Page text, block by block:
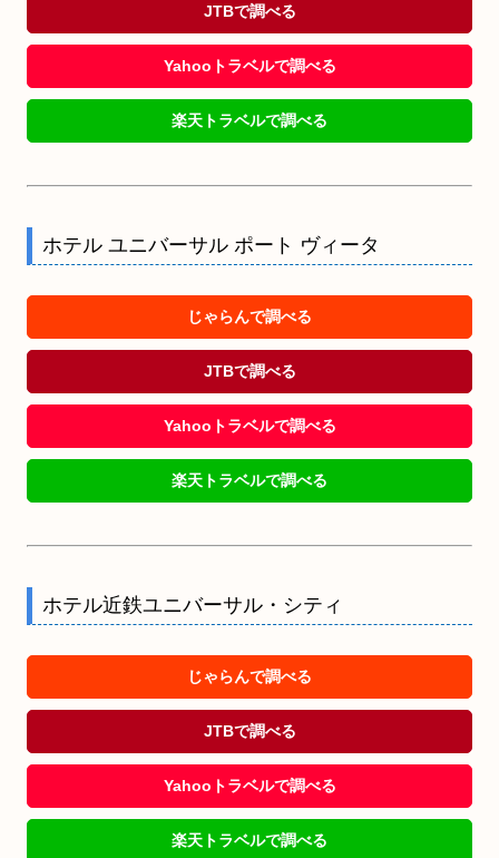
JTBで調べる
Yahooトラベルで調べる
楽天トラベルで調べる
ホテル ユニバーサル ポート ヴィータ
じゃらんで調べる
JTBで調べる
Yahooトラベルで調べる
楽天トラベルで調べる
ホテル近鉄ユニバーサル・シティ
じゃらんで調べる
JTBで調べる
Yahooトラベルで調べる
楽天トラベルで調べる